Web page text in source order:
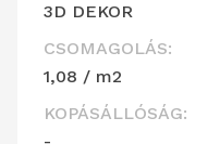
3D DEKOR
CSOMAGOLÁS:
1,08 / m2
KOPÁSÁLLÓSÁG: